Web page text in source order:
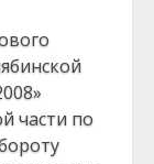
части по